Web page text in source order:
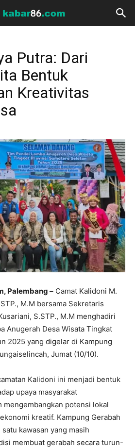
Putra: Dari
Bentuk
Kreativitas
Palembang – Camat Kalidoni M.
M.M bersama Sekretaris
S.STP., M.M menghadiri
Anugerah Desa Wisata Tingkat
2025 yang digelar di Kampung
Jumat (10/10).
Kalidoni ini menjadi bentuk
upaya masyarakat
mengembangkan potensi lokal
kreatif. Kampung Gerabah
kawasan yang masih
membuat gerabah secara turun-